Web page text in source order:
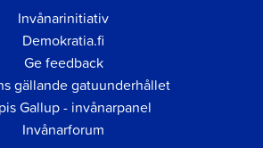
Invånarinitiativ
Demokratia.fi
Ge feedback
gällande gatuunderhållet
Gallup - invånarpanel
Invånarforum